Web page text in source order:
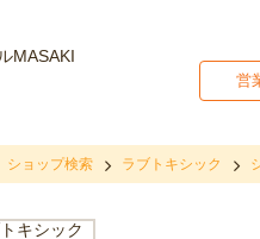
営
ショップ検索 ラブトキシック